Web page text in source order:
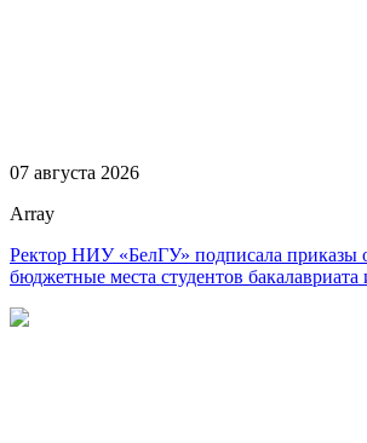
07 августа 2026
Array
Ректор НИУ «БелГУ» подписала приказы
бюджетные места студентов бакалавриата